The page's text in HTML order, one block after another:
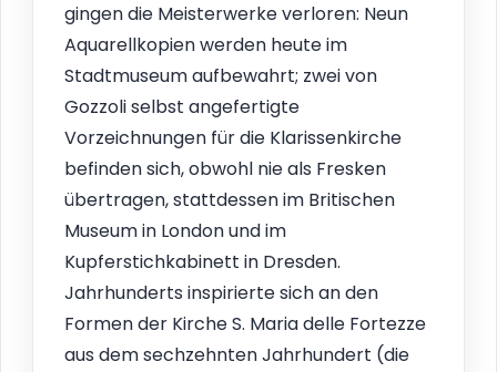
gingen die Meisterwerke verloren: Neun
Aquarellkopien werden heute im
Stadtmuseum aufbewahrt; zwei von
Gozzoli selbst angefertigte
Vorzeichnungen für die Klarissenkirche
befinden sich, obwohl nie als Fresken
übertragen, stattdessen im Britischen
Museum in London und im
Kupferstichkabinett in Dresden.
Jahrhunderts inspirierte sich an den
Formen der Kirche S. Maria delle Fortezze
aus dem sechzehnten Jahrhundert (die